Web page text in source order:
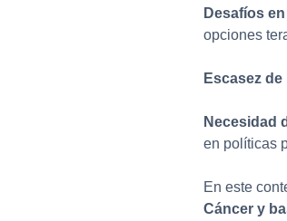
Desafíos
opciones
Escasez
Necesidad
en políticas
En este
Cáncer y